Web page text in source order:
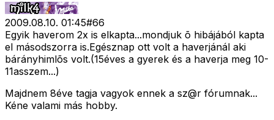
2009.08.10. 01:45#66
Egyik haverom 2x is elkapta...mondjuk õ hibájából kapta
el másodszorra is.Egésznap ott volt a haverjánál aki
bárányhimlõs volt.(15éves a gyerek és a haverja meg 10-
11asszem...)
Majdnem 8éve tagja vagyok ennek a sz@r fórumnak...
Kéne valami más hobby.